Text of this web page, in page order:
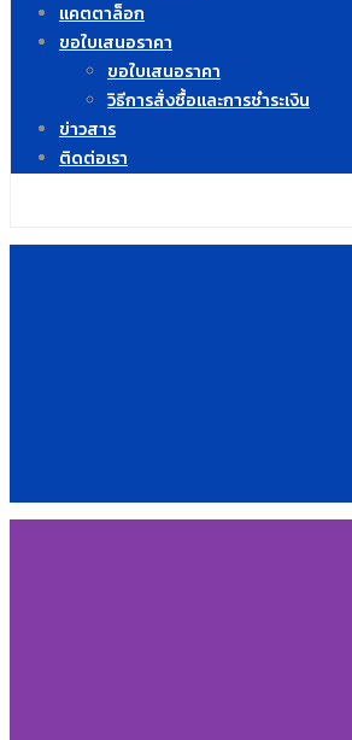
แคตตาล็อก
ขอใบเสนอราคา
ขอใบเสนอราคา
วิธีการสั่งซื้อและการชำระเงิน
ข่าวสาร
ติดต่อเรา